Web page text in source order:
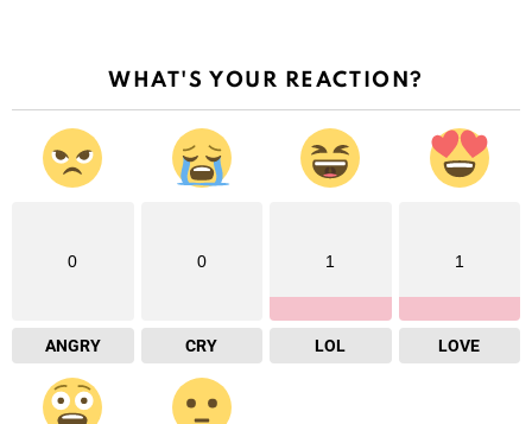
WHAT'S YOUR REACTION?
0
ANGRY
0
CRY
1
LOL
1
LOVE